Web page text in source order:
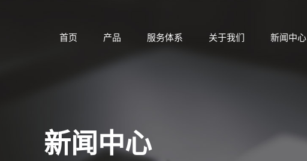
首页 产品 服务体系 关于我们 新闻中心
新闻中心